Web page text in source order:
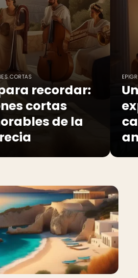
CORTAS
recordar:
cortas
de la